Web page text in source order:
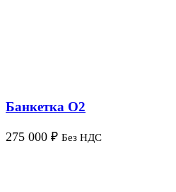
Банкетка O2
275 000 ₽ Без НДС